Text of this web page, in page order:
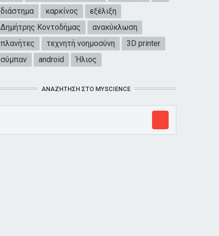
διάστημα
καρκίνος
εξέλιξη
Δημήτρης Κοντοδήμας
ανακύκλωση
πλανήτες
τεχνητή νοημοσύνη
3D printer
σύμπαν
android Ήλιος
ΑΝΑΖΉΤΗΣΗ ΣΤΟ MYSCIENCE